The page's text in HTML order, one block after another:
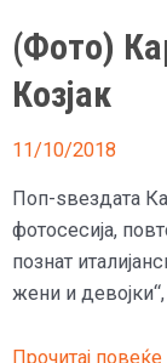
(Фото)
Козјак
11/10/2018
Поп-ѕвездата
фотосесија,
познат
жени и
(Фото)
Прочитај повеќе